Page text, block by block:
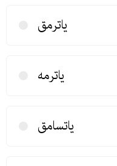
یاترمق
یاترمه
یاتسامق